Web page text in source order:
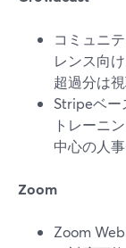
コミュニ
レンス向
超過分は
Stripeベー
トレーニ
中心の人
Zoom
Zoom